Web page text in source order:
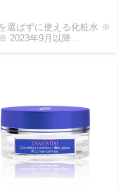
選ばずに使える化粧水 ※
2023年9月以降...